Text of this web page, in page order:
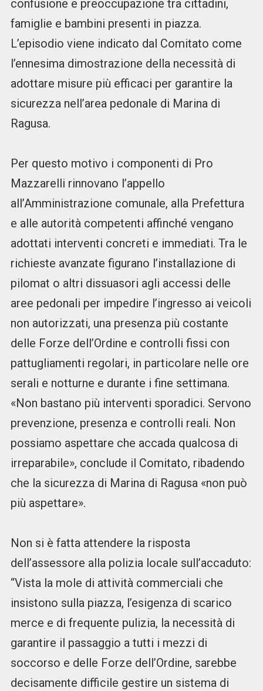
confusione e preoccupazione tra cittadini,
famiglie e bambini presenti in piazza.
L’episodio viene indicato dal Comitato come
l’ennesima dimostrazione della necessità di
adottare misure più efficaci per garantire la
sicurezza nell’area pedonale di Marina di
Ragusa.
Per questo motivo i componenti di Pro
Mazzarelli rinnovano l’appello
all’Amministrazione comunale, alla Prefettura
e alle autorità competenti affinché vengano
adottati interventi concreti e immediati. Tra le
richieste avanzate figurano l’installazione di
pilomat o altri dissuasori agli accessi delle
aree pedonali per impedire l’ingresso ai veicoli
non autorizzati, una presenza più costante
delle Forze dell’Ordine e controlli fissi con
pattugliamenti regolari, in particolare nelle ore
serali e notturne e durante i fine settimana.
«Non bastano più interventi sporadici. Servono
prevenzione, presenza e controlli reali. Non
possiamo aspettare che accada qualcosa di
irreparabile», conclude il Comitato, ribadendo
che la sicurezza di Marina di Ragusa «non può
più aspettare».
Non si è fatta attendere la risposta
dell’assessore alla polizia locale sull’accaduto:
“Vista la mole di attività commerciali che
insistono sulla piazza, l’esigenza di scarico
merce e di frequente pulizia, la necessità di
garantire il passaggio a tutti i mezzi di
soccorso e delle Forze dell’Ordine, sarebbe
decisamente difficile gestire un sistema di